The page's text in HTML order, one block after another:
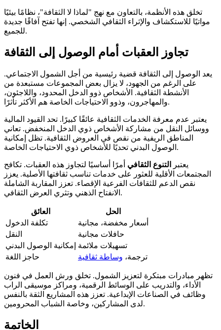
تخلق هذه الأنظمة، بالتعاون مع نهج "لماذا لا الثقافة"، نظامًا بيئيًا
مواتيًا للاستكشاف والإثراء الثقافي الشخصي. إنها تفتح آفاقًا جديدة
للجميع.
تجاوز العقبات أمام الوصول إلى الثقافة
يعد الوصول إلى الثقافة قضية رئيسية من أجل الشمول الاجتماعي.
على الرغم من الجهود، لا يزال بعض المجموعات مستبعدة من
الأنشطة الثقافية. الأشخاص ذوو الدخل المحدود، واللاجئون،
والمهاجرون، وذوو الاحتياجات الخاصة هم الأكثر تأثرًا.
يعتبر عدم معرفة الخدمات الثقافية عائقًا كبيرًا. تحد القيود المالية
ووسائل النقل من مشاركة الأشخاص ذوي الدخل المنخفض. تعاني
المناطق الريفية من نقص في العروض الثقافية. تظل إمكانية
الوصول البدني تحديًا للأشخاص ذوي الاحتياجات الخاصة.
يعتبر التنوع الثقافي أمرًا أساسيًا لتجاوز هذه العقبات. تكافح
المجتمعات الأقلية للعثور على خدمات تناسب ثقافتها الأصلية. يعزز
نقص الدعم للثقافات الفرعية الإقصاء. تعزز المقاربة الشاملة
الانفتاح الذهني وتثري العرض الثقافي.
العائق
الحل
تكلفة الدخول
أسعار مخفضة، مجانية
النقل
حافلات مجانية
إمكانية الوصول البدني تسهيلات ملائمة
حاجز اللغة
ترجمة، وساطة ثقافية
تظهر مبادرات مبتكرة لتعزيز الشمول. تخلق ورش العمل في فنون
الأداء، والتدريب على الوسائط الرقمية، ومراكز موسيقى الراب
وظائف في الصناعات الإبداعية. تعزز هذه المشاريع الثقة بالنفس
لدى المشاركين، وخاصة الشباب المحرومين.
الخاتمة